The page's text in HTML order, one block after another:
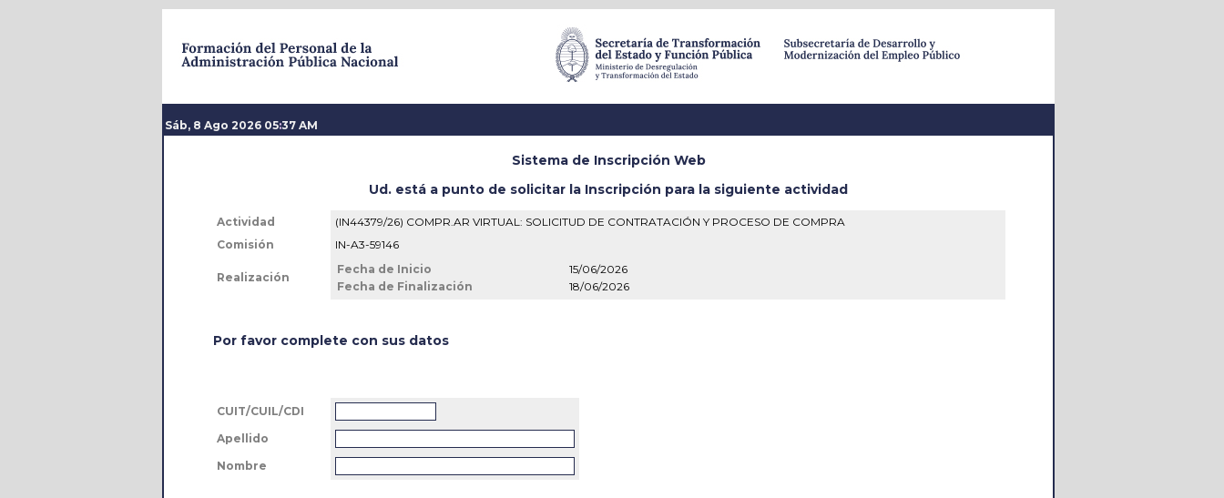
Sáb, 8 Ago 2026 05:37 AM
Sistema de Inscripción Web
Ud. está a punto de solicitar la Inscripción para la siguiente actividad
Actividad
(IN44379/26) COMPR.AR VIRTUAL: SOLICITUD DE CONTRATACIÓN Y PROCESO DE COMPRA
Comisión
IN-A3-59146
Realización
Fecha de Inicio
15/06/2026
Fecha de Finalización
18/06/2026
Por favor complete con sus datos
CUIT/CUIL/CDI
Apellido
Nombre